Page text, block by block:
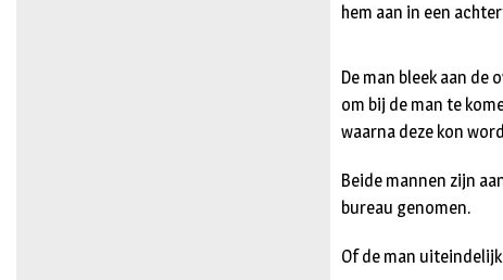
hem aan in een
De man bleek aan
om bij de man te
waarna deze kon
Beide mannen zijn
bureau genomen.
Of de man